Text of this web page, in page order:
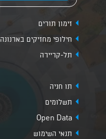
זימון תורים
חילופי מחזיקים בארנונה
תל-קריירה
תו חניה
תשלומים
Open Data
תנאי השימוש